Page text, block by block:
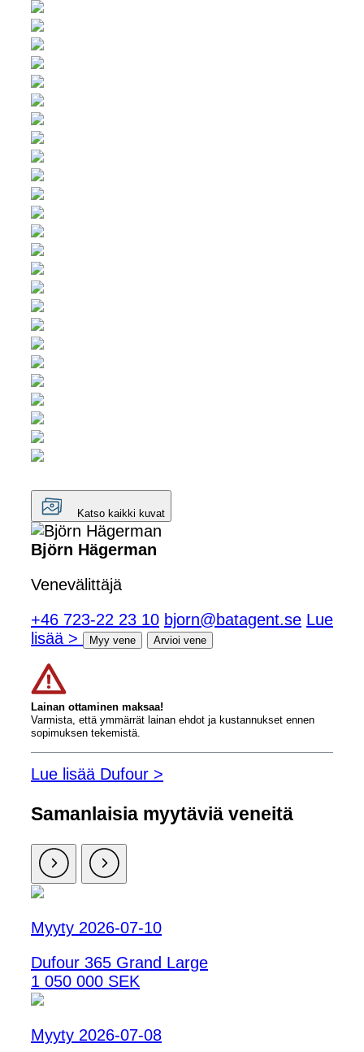
Katso kaikki kuvat
Björn Hägerman
Venevälittäjä
+46 723-22 23 10 bjorn@batagent.se Lue
lisää >
Myy vene Arvioi vene
Lainan ottaminen maksaa!
Varmista, että ymmärrät lainan ehdot ja kustannukset ennen
sopimuksen tekemistä.
Lue lisää Dufour >
Samanlaisia ​​myytäviä veneitä
Myyty 2026-07-10
Dufour 365 Grand Large
1 050 000 SEK
Myyty 2026-07-08